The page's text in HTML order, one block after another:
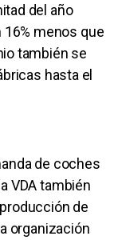
del año
16% menos que
también se
hasta el
de coches
VDA también
de
organización